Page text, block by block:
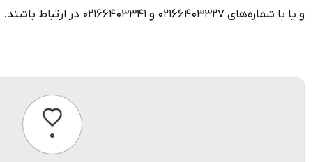
و یا با شماره‌های ۰۲۱۶۶۴۰۳۳۲۷ و ۰۲۱۶۶۴۰۳۳۴۱ در ارتباط باشند.
۰پسندیدن